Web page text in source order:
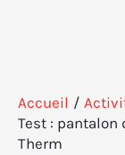
Accueil
Test : pantalon
Therm